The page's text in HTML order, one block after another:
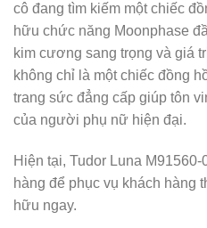
cô đang tìm kiếm một chiếc
hữu chức năng Moonphase
kim cương sang trọng và giá
không chỉ là một chiếc đồng
trang sức đẳng cấp giúp tôn
của người phụ nữ hiện đại.
Hiện tại, Tudor Luna
hàng để phục vụ khách hàng
hữu ngay.